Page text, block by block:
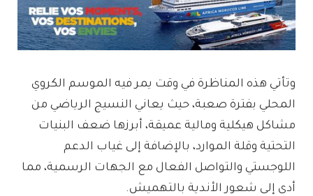
وتأتي هذه المناظرة في وقت يمر فيه الموسم الكروي
المحلي بفترة صعبة، حيث يعاني النسيج الرياضي من
مشاكل هيكلية ومالية عميقة، أبرزها ضعف البنيات
التحتية وقلة الموارد، بالإضافة إلى غياب الدعم
اللوجستي والتواصل الفعال مع الجهات الرسمية، مما
أدى إلى شعور الأندية بالتهميش.